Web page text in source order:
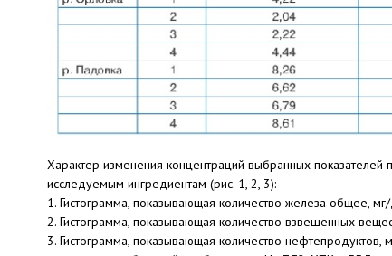
Характер изменения концентраций выбранных показателей
исследуемым ингредиентам (рис. 1, 2, 3):
1. Гистограмма, показывающая количество железа общее,
2. Гистограмма, показывающая количество взвешенных
3. Гистограмма, показывающая количество